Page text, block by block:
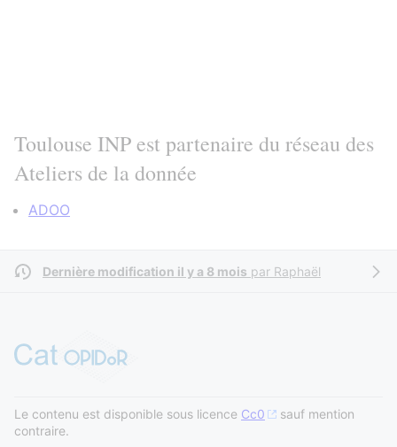
Toulouse INP est partenaire du réseau des
Ateliers de la donnée
ADOO
Dernière modification il y a 8 mois par Raphaël
Le contenu est disponible sous licence Cc0
sauf mention
contraire.